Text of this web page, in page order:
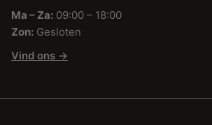
Ma – Za: 09:00 – 18:00
Zon: Gesloten
Vind ons →